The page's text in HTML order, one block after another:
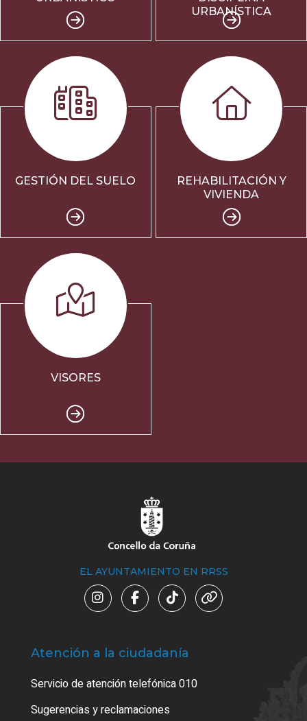
URBANÍSTICA
GESTIÓN DEL SUELO
REHABILITACIÓN Y
VIVIENDA
VISORES
EL AYUNTAMIENTO EN RRSS
Atención a la ciudadanía
Servicio de atención telefónica 010
Sugerencias y reclamaciones